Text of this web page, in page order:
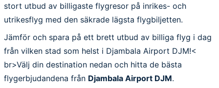
stort utbud av billigaste flygresor på inrikes- och
utrikesflyg med den säkrade lägsta flygbiljetten.
Jämför och spara på ett brett utbud av billiga flyg i dag
från vilken stad som helst i Djambala Airport DJM!<
br>Välj din destination nedan och hitta de bästa
flygerbjudandena från Djambala Airport DJM.